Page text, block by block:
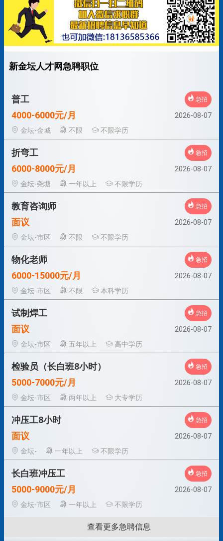
新金坛人才网急聘职位
普工 急招
4000-6000元/月
2026-08-07
金坛-金城
不限 不限学历
折弯工 急招
6000-8000元/月
2026-08-07
金坛-尧塘
一年以上 不限学历
教育咨询师 急招
面议
2026-08-07
金坛-市区
不限 不限学历
物化老师 急招
6000-15000元/月
2026-08-07
金坛-市区
不限 本科学历
试制焊工 急招
面议
2026-08-07
金坛-市区
五年以上 高中学历
检验员（长白班8小时） 急招
5000-7000元/月
2026-08-07
金坛-市区
两年以上 大专学历
冲压工8小时 急招
面议
2026-08-07
金坛-
一年以上 不限学历
长白班冲压工 急招
5000-9000元/月
2026-08-07
金坛-市区
一年以上 不限学历
查看更多急聘信息